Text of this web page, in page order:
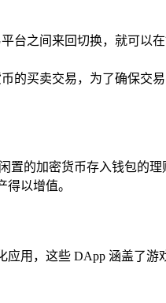
台之间来回切换，就可以
的买卖交易，为了确保交
的加密货币存入钱包的
以增值。
用，这些 DApp 涵盖了